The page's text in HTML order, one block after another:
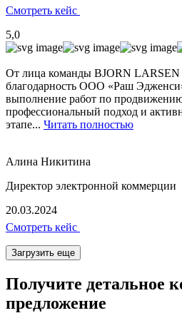
Смотреть кейс
5,0
От лица команды BJORN LARSEN
благодарность ООО «Раш
выполнение работ по
профессиональный подход и
этапе... Читать полностью
Алина Никитина
Директор электронной коммерции
20.03.2024
Смотреть кейс
Загрузить еще
Получите детальное
предложение